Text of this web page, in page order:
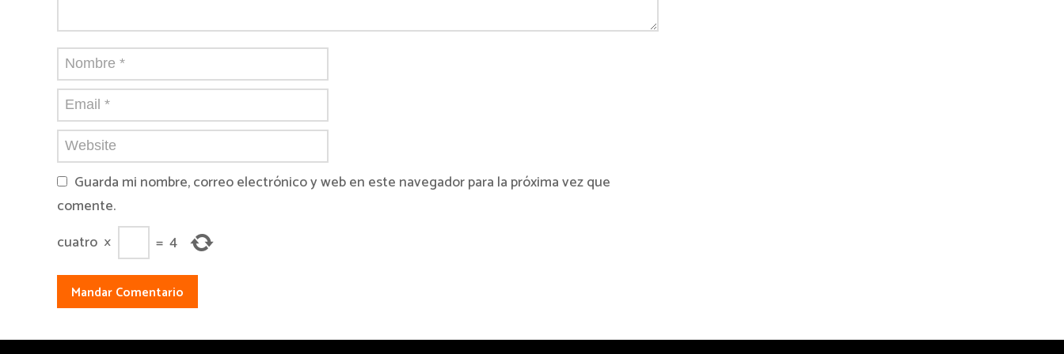
Guarda mi nombre, correo electrónico y web en este navegador para la próxima vez que
comente.
cuatro × = 4